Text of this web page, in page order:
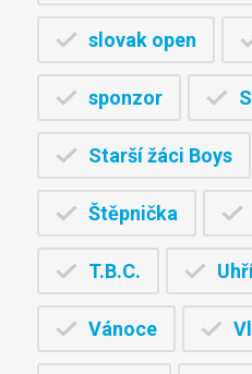
slovak open
sponzor
Starší žáci Boys
Štěpnička
T.B.C.
Vánoce